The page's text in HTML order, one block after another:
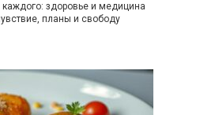
каждого: здоровье и медицина
планы и свободу